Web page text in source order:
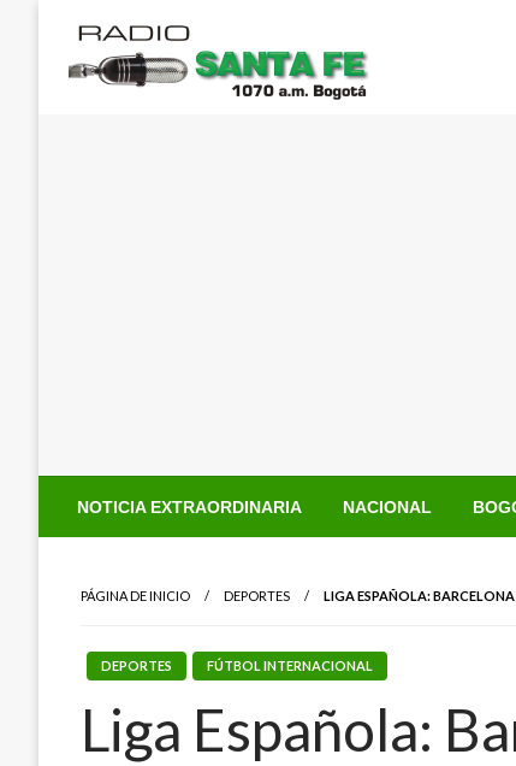
contenido
NOTICIA EXTRAORDINARIA NACIONAL
PÁGINA DE INICIO DEPORTES LIGA ESPAÑOLA:
DEPORTES FÚTBOL INTERNACIONAL
Liga Española: